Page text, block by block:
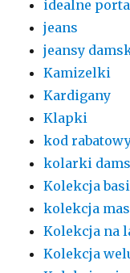
idealne
jeans
jeansy
Kamizelki
Kardigany
Klapki
kod
kolarki
Kolekcja
kolekcja
Kolekcja na
Kolekcja